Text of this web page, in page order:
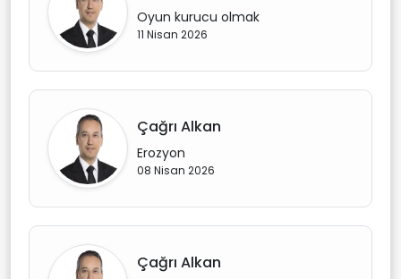
Oyun kurucu olmak
11 Nisan 2026
Çağrı Alkan
Erozyon
08 Nisan 2026
Çağrı Alkan